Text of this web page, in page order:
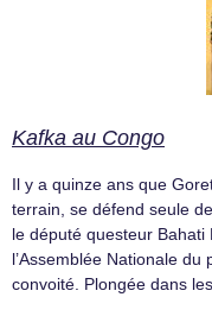
Kafka au Congo
Il y a quinze ans que
terrain, se défend seule
le député questeur
l’Assemblée Nationale
convoité. Plongée dans